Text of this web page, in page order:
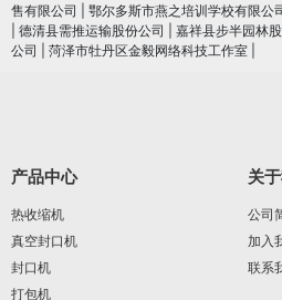
售有限公司
鄂尔多斯市燕之培训学校有限公
德清县需推运输股份公司 嘉祥县步半园林
公司
菏泽市牡丹区金毅网络科技工作室
产品中心
热收缩机
真空封口机
封口机
打包机
关
公司
加入
联系